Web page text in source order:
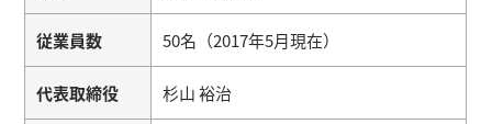
従業員数 50名（2017年5月現在）
代表取締役 杉山 裕治